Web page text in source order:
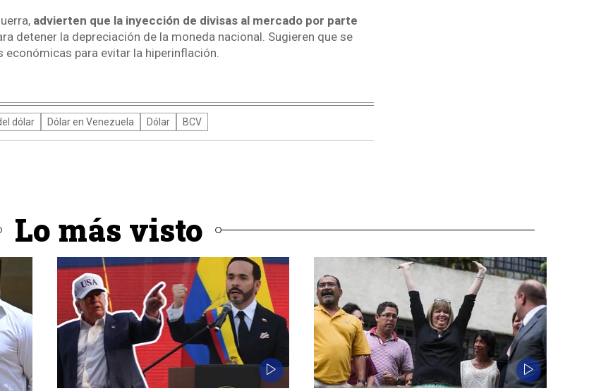
advierten que la inyección de divisas al mercado por parte
detener la depreciación de la moneda nacional. Sugieren que se
para evitar la hiperinflación.
dólar Dólar en Venezuela Dólar BCV
Lo más visto